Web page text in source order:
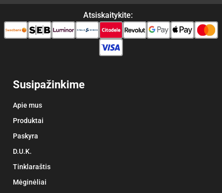
Atsiskaitykite:
Susipažinkime
Apie mus
Produktai
Paskyra
D.U.K.
Tinklaraštis
Mėginėliai